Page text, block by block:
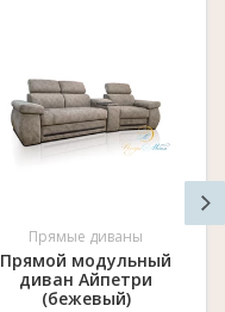
Прямые диваны
Прямой модульный
диван Айпетри
(бежевый)